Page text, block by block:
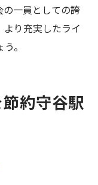
一員としての誇
り充実したライ
。
約守谷駅